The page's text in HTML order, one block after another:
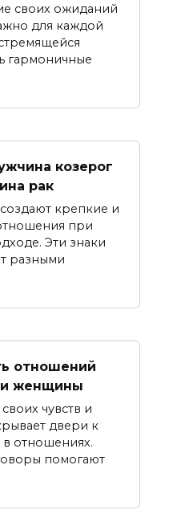
своих ожиданий
для каждой
гармоничные
козерог
рак
крепкие и
при
Эти знаки
разными
отношений
женщины
чувств и
двери к
отношениях.
помогают